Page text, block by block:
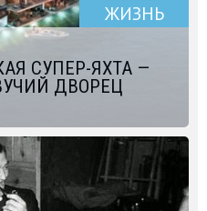
ЖИЗНЬ
СУПЕР-ЯХТА —
ДВОРЕЦ